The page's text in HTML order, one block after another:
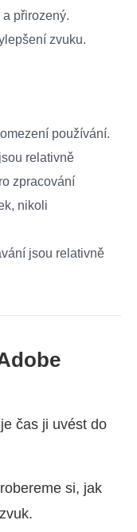
přirozený.
zvuku.
používání.
relativně
zpracování
nikoli
jsou relativně
čas ji uvést do
si, jak